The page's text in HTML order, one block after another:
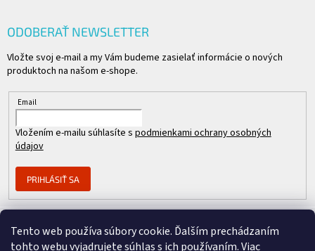
Tento web používa súbory cookie. Ďalším prechádzaním
tohto webu vyjadrujete súhlas s ich používaním. Viac
ODOBERAŤ NEWSLETTER
Vložte svoj e-mail a my Vám budeme zasielať informácie o nových
produktoch na našom e-shope.
Email
Vložením e-mailu súhlasíte s podmienkami ochrany osobných
údajov
PRIHLÁSIŤ SA
Člen skupiny